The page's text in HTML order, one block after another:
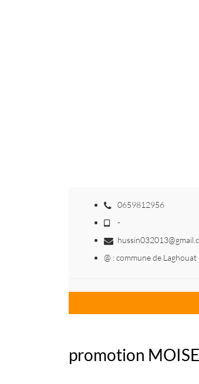
0659812956
-
@ : commune de Laghouat
promotion MOISE